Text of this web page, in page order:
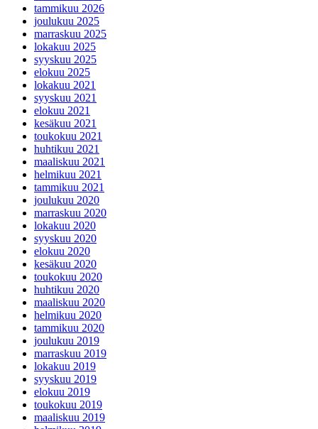
tammikuu 2026
joulukuu 2025
marraskuu 2025
lokakuu 2025
syyskuu 2025
elokuu 2025
lokakuu 2021
syyskuu 2021
elokuu 2021
kesäkuu 2021
toukokuu 2021
huhtikuu 2021
maaliskuu 2021
helmikuu 2021
tammikuu 2021
joulukuu 2020
marraskuu 2020
lokakuu 2020
syyskuu 2020
elokuu 2020
kesäkuu 2020
toukokuu 2020
huhtikuu 2020
maaliskuu 2020
helmikuu 2020
tammikuu 2020
joulukuu 2019
marraskuu 2019
lokakuu 2019
syyskuu 2019
elokuu 2019
toukokuu 2019
maaliskuu 2019